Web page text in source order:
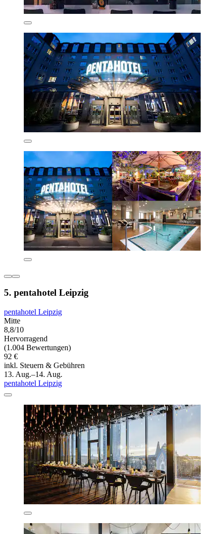
5. pentahotel Leipzig
pentahotel Leipzig
Mitte
8,8/10
Hervorragend
(1.004 Bewertungen)
92 €
inkl. Steuern & Gebühren
13. Aug.–14. Aug.
pentahotel Leipzig